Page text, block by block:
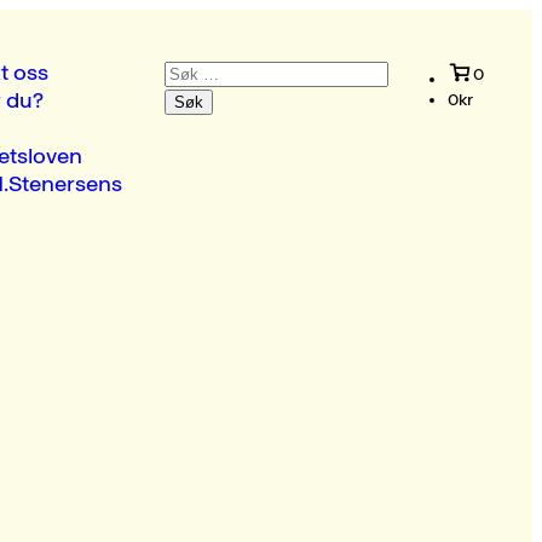
oss
du?
Søk
etter:
0
0kr